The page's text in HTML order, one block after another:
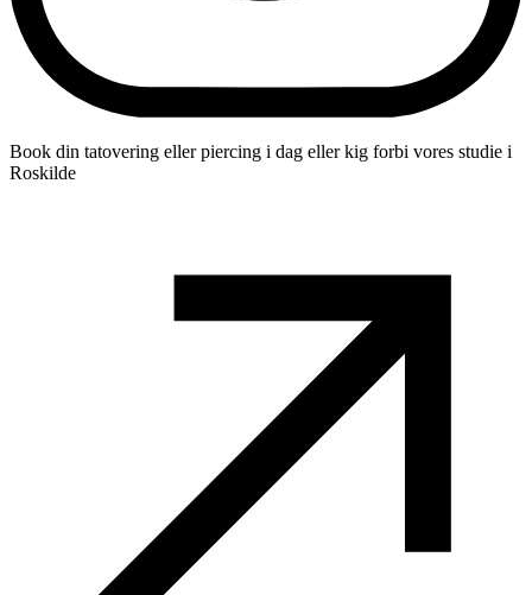
Book din tatovering eller piercing i dag eller kig forbi vores studie i
Roskilde